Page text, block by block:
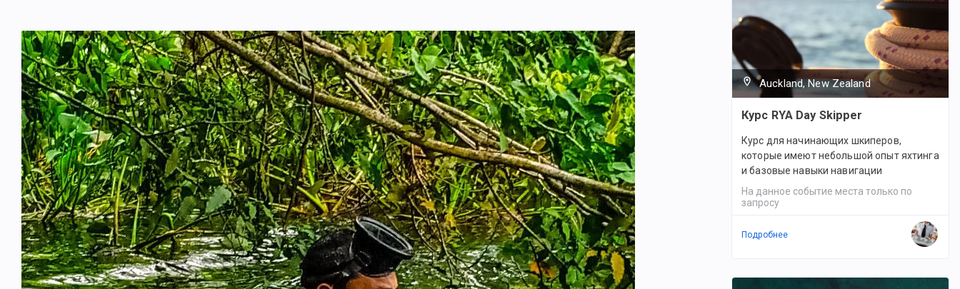
Auckland, New Zealand
Курс RYA Day Skipper
Курс для начинающих шкиперов,
которые имеют небольшой опыт яхтинга
и базовые навыки навигации
На данное событие места только по
запросу
Подробнее